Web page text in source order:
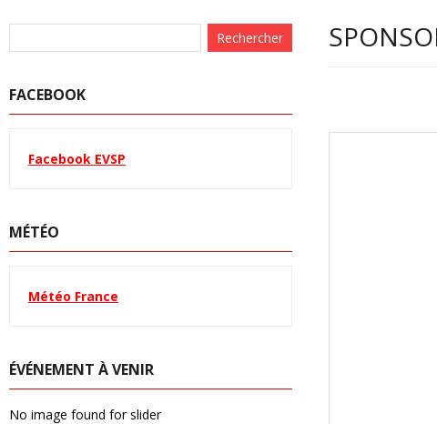
FACEBOOK
Facebook EVSP
MÉTÉO
Météo France
ÉVÉNEMENT À VENIR
No image found for slider